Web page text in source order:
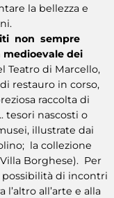
la bellezza e
non sempre
medioevale dei
Teatro di Marcello,
restauro in corso,
raccolta di
tesori nascosti o
illustrate dai
la collezione
Borghese). Per
possibilità di incontri
all’arte e alla